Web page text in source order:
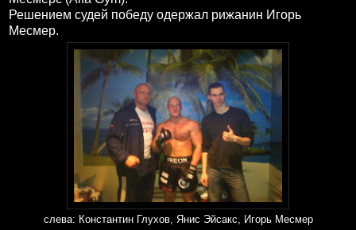
Решением судей победу одержал рижанин Игорь
Месмер.
слева: Константин Глухов, Янис Эйсакс, Игорь Месмер